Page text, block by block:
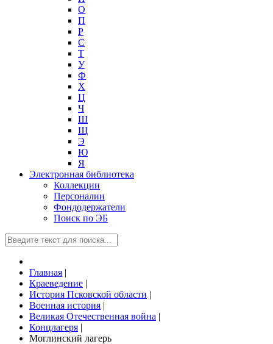
О
П
Р
С
Т
У
Ф
Х
Ц
Ч
Ш
Щ
Э
Ю
Я
Электронная библиотека
Коллекции
Персоналии
Фондодержатели
Поиск по ЭБ
Главная |
Краеведение |
История Псковской области |
Военная история |
Великая Отечественная война |
Концлагеря |
Моглинский лагерь